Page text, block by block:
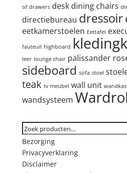
of drawers desk dining chairs
directiebureau dressoir
eetkamerstoelen Eettafel
fauteuil highboard
leer lounge chair palissander
sideboard sofa stoel
teak tv meubel wall unit
wandsysteem
Zoeken
naar:
Bezorging
Privacyverklaring
Disclaimer